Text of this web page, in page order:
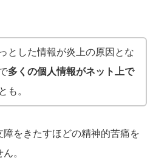
とした情報が炎上の原因とな
多くの個人情報がネット上で
も。
をきたすほどの精神的苦痛を
。